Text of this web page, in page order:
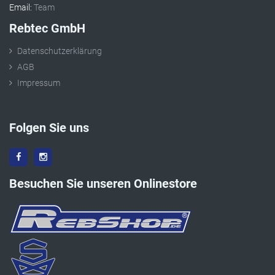
Email: Team
Rebtec GmbH
Datenschutzerklärung
AGB
Impressum
Folgen Sie uns
Besuchen Sie unseren Onlinestore